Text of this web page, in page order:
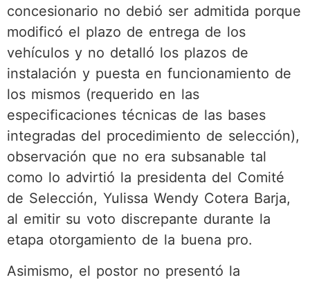
concesionario no debió ser admitida porque
modificó el plazo de entrega de los
vehículos y no detalló los plazos de
instalación y puesta en funcionamiento de
los mismos (requerido en las
especificaciones técnicas de las bases
integradas del procedimiento de selección),
observación que no era subsanable tal
como lo advirtió la presidenta del Comité
de Selección, Yulissa Wendy Cotera Barja,
al emitir su voto discrepante durante la
etapa otorgamiento de la buena pro.
Asimismo, el postor no presentó la